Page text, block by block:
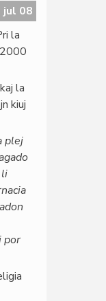
jul 08
la
la
kiuj
plej
li
por